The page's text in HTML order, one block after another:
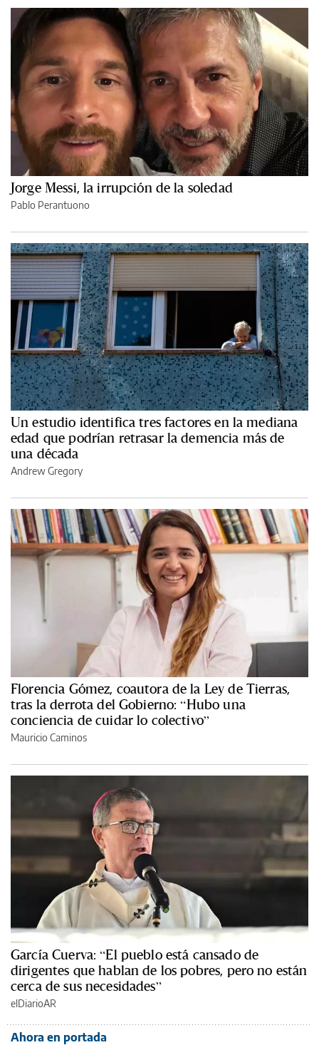
Jorge Messi, la irrupción de la soledad
Pablo Perantuono
Un estudio identifica tres factores en la mediana
edad que podrían retrasar la demencia más de
una década
Andrew Gregory
Florencia Gómez, coautora de la Ley de Tierras,
tras la derrota del Gobierno: “Hubo una
conciencia de cuidar lo colectivo”
Mauricio Caminos
García Cuerva: “El pueblo está cansado de
dirigentes que hablan de los pobres, pero no están
cerca de sus necesidades”
elDiarioAR
Ahora en portada